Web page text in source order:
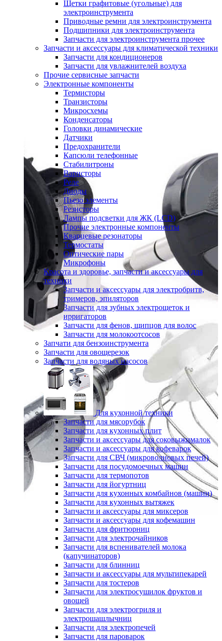
Щетки графитовые (угольные) для
электроинструмента
Приводные ремни для электроинструмента
Подшипники для электроинструмента
Запчасти для электроинструмента прочее
Запчасти и аксессуары для климатической техники
Запчасти для кондиционеров
Запчасти для увлажнителей воздуха
Прочие сервисные запчасти
Электронные компоненты
Термисторы
Транзисторы
Микросхемы
Конденсаторы
Головки динамические
Датчики
Предохранители
Капсюли телефонные
Стабилитроны
Варисторы
Реле
Диоды
Пьезо элементы
Резисторы
Лампы подсветки для ЖК (LCD)
Прочие электронные компоненты
Кварцевые резонаторы
Термостаты
Оптические пары
Микрофоны
Красота и здоровье, запчасти и аксессуары для
техники
Запчасти и аксессуары для электробритв,
тримеров, эпиляторов
Запчасти для зубных электрощеток и
ирригаторов
Запчасти для фенов, щипцов для волос
Запчасти для молокоотсосов
Запчати для бензоинструмента
Запчасти для овощерезок
Запчасти для водяных насосов
Для кухонной техники
Запчасти для мясорубок
Запчасти для кухонных плит
Запчасти и аксессуары для соковыжималок
Запчасти и аксессуары для кофеварок
Запчасти для СВЧ (микроволновых печей)
Запчасти для посудомоечных машин
Запчасти для термопотов
Запчасти для йогуртниц
Запчасти для кухонных комбайнов (машин)
Запчасти для кухонных вытяжек
Запчасти и аксессуары для миксеров
Запчасти и аксессуары для кофемашин
Запчасти для фритюрниц
Запчасти для электрочайников
Запчасти для вспенивателей молока
(капучинаторов)
Запчасти для блинниц
Запчасти и аксессуары для мультипекарей
Запчасти для тостеров
Запчасти для электросушилок фруктов и
овощей
Запчасти для электрогриля и
электрошашлычниц
Запчасти для электропечей
Запчасти для пароварок